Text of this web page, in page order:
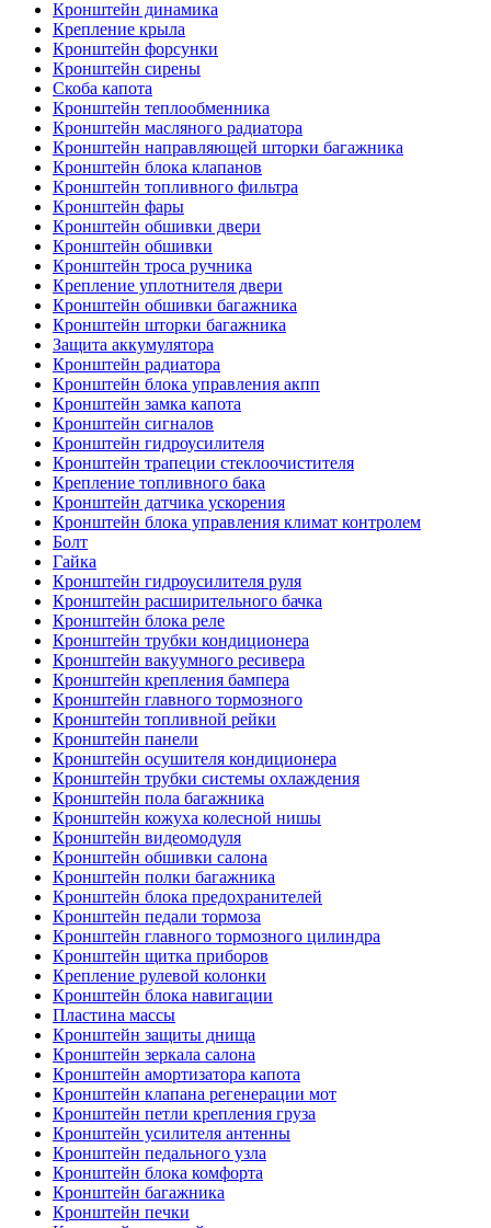
Кронштейн динамика
Крепление крыла
Кронштейн форсунки
Кронштейн сирены
Скоба капота
Кронштейн теплообменника
Кронштейн масляного радиатора
Кронштейн направляющей шторки багажника
Кронштейн блока клапанов
Кронштейн топливного фильтра
Кронштейн фары
Кронштейн обшивки двери
Кронштейн обшивки
Кронштейн троса ручника
Крепление уплотнителя двери
Кронштейн обшивки багажника
Кронштейн шторки багажника
Защита аккумулятора
Кронштейн радиатора
Кронштейн блока управления акпп
Кронштейн замка капота
Кронштейн сигналов
Кронштейн гидроусилителя
Кронштейн трапеции стеклоочистителя
Крепление топливного бака
Кронштейн датчика ускорения
Кронштейн блока управления климат контролем
Болт
Гайка
Кронштейн гидроусилителя руля
Кронштейн расширительного бачка
Кронштейн блока реле
Кронштейн трубки кондиционера
Кронштейн вакуумного ресивера
Кронштейн крепления бампера
Кронштейн главного тормозного
Кронштейн топливной рейки
Кронштейн панели
Кронштейн осушителя кондиционера
Кронштейн трубки системы охлаждения
Кронштейн пола багажника
Кронштейн кожуха колесной нишы
Кронштейн видеомодуля
Кронштейн обшивки салона
Кронштейн полки багажника
Кронштейн блока предохранителей
Кронштейн педали тормоза
Кронштейн главного тормозного цилиндра
Кронштейн щитка приборов
Крепление рулевой колонки
Кронштейн блока навигации
Пластина массы
Кронштейн защиты днища
Кронштейн зеркала салона
Кронштейн амортизатора капота
Кронштейн клапана регенерации мот
Кронштейн петли крепления груза
Кронштейн усилителя антенны
Кронштейн педального узла
Кронштейн блока комфорта
Кронштейн багажника
Кронштейн печки